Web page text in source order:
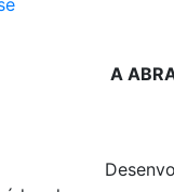
A